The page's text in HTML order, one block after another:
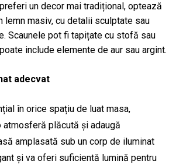
un decor mai tradițional, optează
lemn masiv, cu detalii sculptate sau
Scaunele pot fi tapițate cu stofă sau
include elemente de aur sau argint.
adecvat
în orice spațiu de luat masa,
plăcută și adaugă
amplasată sub un corp de iluminat
și va oferi suficientă lumină pentru